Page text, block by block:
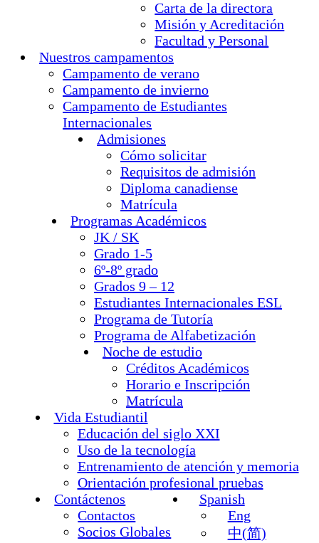
Carta de la directora
Misión y Acreditación
Facultad y Personal
Nuestros campamentos
Campamento de verano
Campamento de invierno
Campamento de Estudiantes
Internacionales
Admisiones
Cómo solicitar
Requisitos de admisión
Diploma canadiense
Matrícula
Programas Académicos
JK / SK
Grado 1-5
6º-8º grado
Grados 9 – 12
Estudiantes Internacionales ESL
Programa de Tutoría
Programa de Alfabetización
Noche de estudio
Créditos Académicos
Horario e Inscripción
Matrícula
Vida Estudiantil
Educación del siglo XXI
Uso de la tecnología
Entrenamiento de atención y memoria
Orientación profesional pruebas
Contáctenos
Contactos
Socios Globales
Spanish
Eng
中(简)